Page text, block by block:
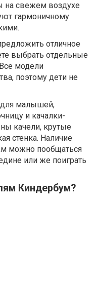
на свежем воздухе
гармоничному
отличное
выбрать отдельные
модели
поэтому дети не
для малышей,
и качалки-
качели, крутые
стенка. Наличие
можно пообщаться
или же поиграть
Киндербум?